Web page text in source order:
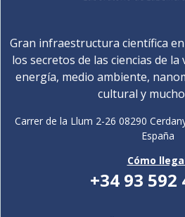
Gran infraestructura científica
los secretos de las ciencias de
energía, medio ambiente,
cultural y
Carrer de la Llum 2-26 08290
España
Cómo
+34 93 592